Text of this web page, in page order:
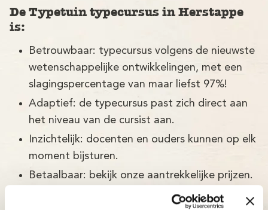
De Typetuin typecursus in Herstappe
is:
Betrouwbaar: typecursus volgens de nieuwste
wetenschappelijke ontwikkelingen, met een
slagingspercentage van maar liefst 97%!
Adaptief: de typecursus past zich direct aan
het niveau van de cursist aan.
Inzichtelijk: docenten en ouders kunnen op elk
moment bijsturen.
Betaalbaar: bekijk onze aantrekkelijke prijzen.